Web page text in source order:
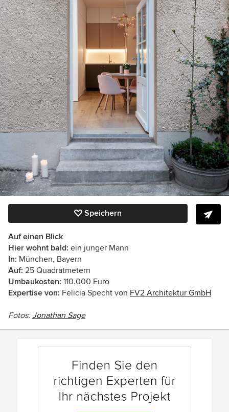
Speichern
Auf einen Blick
Hier wohnt bald: ein junger Mann
In: München, Bayern
Auf: 25 Quadratmetern
Umbaukosten: 110.000 Euro
Expertise von: Felicia Specht von FV2 Architektur GmbH
Fotos: Jonathan Sage